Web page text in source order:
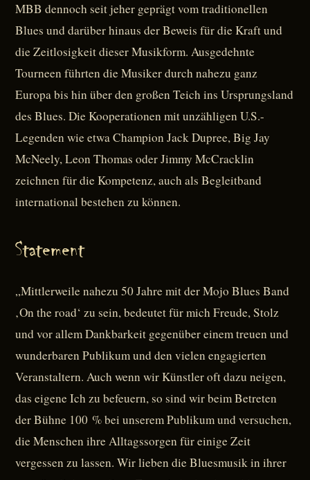
MBB dennoch seit jeher geprägt vom traditionellen
Blues und darüber hinaus der Beweis für die Kraft und
die Zeitlosigkeit dieser Musikform. Ausgedehnte
Tourneen führten die Musiker durch nahezu ganz
Europa bis hin über den großen Teich ins Ursprungsland
des Blues. Die Kooperationen mit unzähligen U.S.-
Legenden wie etwa Champion Jack Dupree, Big Jay
McNeely, Leon Thomas oder Jimmy McCracklin
zeichnen für die Kompetenz, auch als Begleitband
international bestehen zu können.
Statement
„Mittlerweile nahezu 50 Jahre mit der Mojo Blues Band
‚On the road‘ zu sein, bedeutet für mich Freude, Stolz
und vor allem Dankbarkeit gegenüber einem treuen und
wunderbaren Publikum und den vielen engagierten
Veranstaltern. Auch wenn wir Künstler oft dazu neigen,
das eigene Ich zu befeuern, so sind wir beim Betreten
der Bühne 100 % bei unserem Publikum und versuchen,
die Menschen ihre Alltagssorgen für einige Zeit
vergessen zu lassen. Wir lieben die Bluesmusik in ihrer